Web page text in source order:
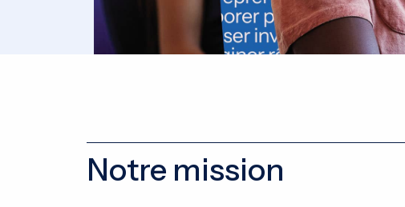
Notre mission